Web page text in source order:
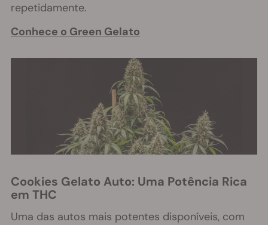
repetidamente.
Conhece o Green Gelato
Cookies Gelato Auto: Uma Potência Rica
em THC
Uma das autos mais potentes disponíveis, com